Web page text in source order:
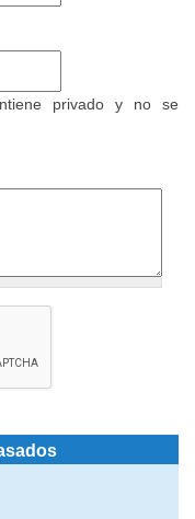
privado y no se